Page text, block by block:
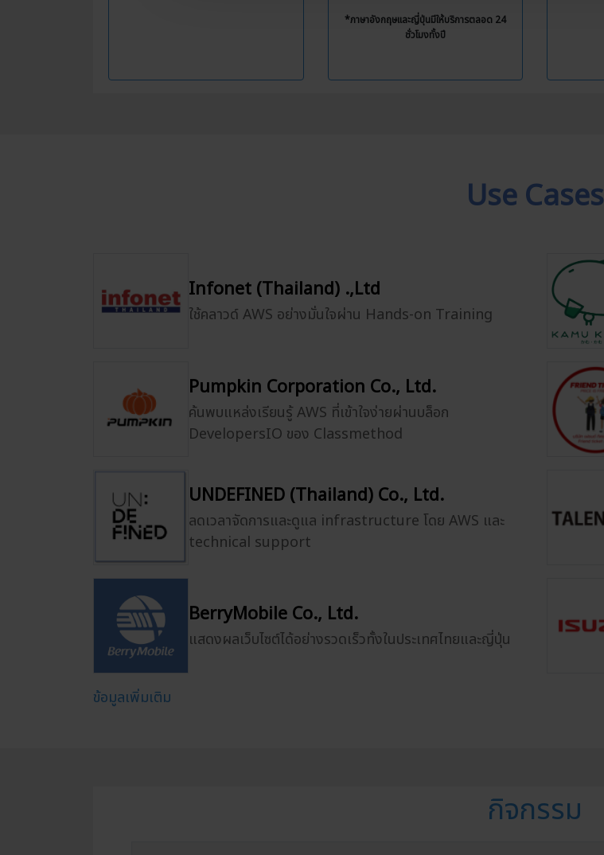
*ภาษาอังกฤษและญี่ปุ่นมีให้บริการตลอด 24
ชั่วโมงทั้งปี
Use Cases
Infonet (Thailand) .,Ltd
ใช้คลาวด์ AWS อย่างมั่นใจผ่าน Hands-on Training
Pumpkin Corporation Co., Ltd.
ค้นพบแหล่งเรียนรู้ AWS ที่เข้าใจง่ายผ่านบล็อก
DevelopersIO ของ Classmethod
UNDEFINED (Thailand) Co., Ltd.
ลดเวลาจัดการและดูแล infrastructure โดย AWS และ
technical support
BerryMobile Co., Ltd.
แสดงผลเว็บไซต์ได้อย่างรวดเร็วทั้งในประเทศไทยและญี่ปุ่น
ข้อมูลเพิ่มเติม
กิจกรรม